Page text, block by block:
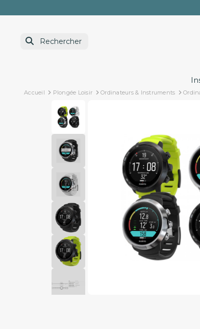
Accueil Plongée Loisir Ordinateurs & Instruments